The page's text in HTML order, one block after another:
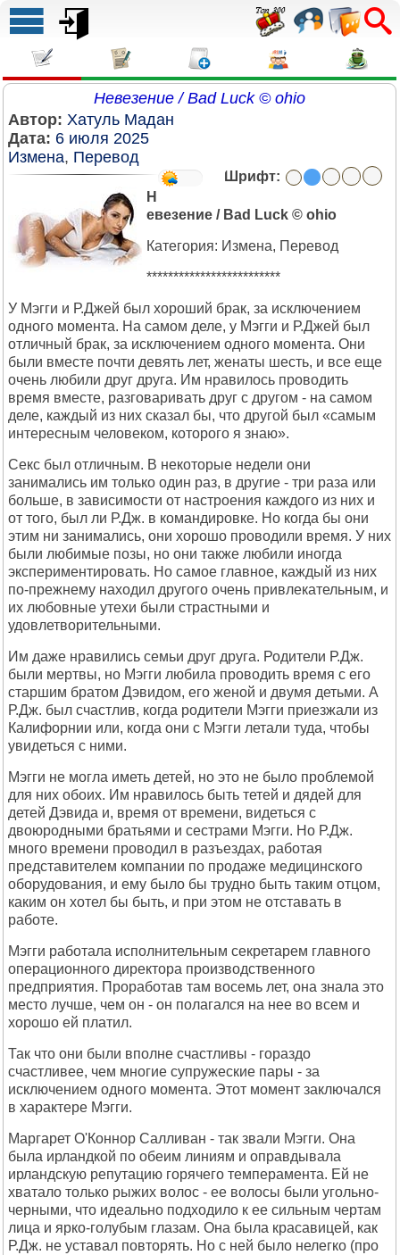
Невезение / Bad Luck © ohio
Автор: Хатуль Мадан
Дата: 6 июля 2025
Измена, Перевод
Шрифт:
Н
евезение / Bad Luck © ohio
Категория: Измена, Перевод
*************************
У Мэгги и Р.Джей был хороший брак, за исключением
одного момента. На самом деле, у Мэгги и Р.Джей был
отличный брак, за исключением одного момента. Они
были вместе почти девять лет, женаты шесть, и все еще
очень любили друг друга. Им нравилось проводить
время вместе, разговаривать друг с другом - на самом
деле, каждый из них сказал бы, что другой был «самым
интересным человеком, которого я знаю».
Секс был отличным. В некоторые недели они
занимались им только один раз, в другие - три раза или
больше, в зависимости от настроения каждого из них и
от того, был ли Р.Дж. в командировке. Но когда бы они
этим ни занимались, они хорошо проводили время. У них
были любимые позы, но они также любили иногда
экспериментировать. Но самое главное, каждый из них
по-прежнему находил другого очень привлекательным, и
их любовные утехи были страстными и
удовлетворительными.
Им даже нравились семьи друг друга. Родители Р.Дж.
были мертвы, но Мэгги любила проводить время с его
старшим братом Дэвидом, его женой и двумя детьми. А
Р.Дж. был счастлив, когда родители Мэгги приезжали из
Калифорнии или, когда они с Мэгги летали туда, чтобы
увидеться с ними.
Мэгги не могла иметь детей, но это не было проблемой
для них обоих. Им нравилось быть тетей и дядей для
детей Дэвида и, время от времени, видеться с
двоюродными братьями и сестрами Мэгги. Но Р.Дж.
много времени проводил в разъездах, работая
представителем компании по продаже медицинского
оборудования, и ему было бы трудно быть таким отцом,
каким он хотел бы быть, и при этом не отставать в
работе.
Мэгги работала исполнительным секретарем главного
операционного директора производственного
предприятия. Проработав там восемь лет, она знала это
место лучше, чем он - он полагался на нее во всем и
хорошо ей платил.
Так что они были вполне счастливы - гораздо
счастливее, чем многие супружеские пары - за
исключением одного момента. Этот момент заключался
в характере Мэгги.
Маргарет О'Коннор Салливан - так звали Мэгги. Она
была ирландкой по обеим линиям и оправдывала
ирландскую репутацию горячего темперамента. Ей не
хватало только рыжих волос - ее волосы были угольно-
черными, что идеально подходило к ее сильным чертам
лица и ярко-голубым глазам. Она была красавицей, как
Р.Дж. не уставал повторять. Но с ней было нелегко (про